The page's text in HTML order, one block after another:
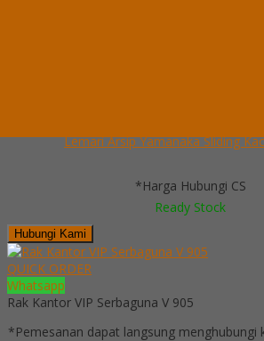
Lemari Arsip Yamanaka Sliding
*Harga Hubungi CS
Ready Stock
Hubungi Kami
QUICK ORDER
Whatsapp
Rak Kantor VIP Serbaguna V 905
*Pemesanan dapat langsung menghubungi